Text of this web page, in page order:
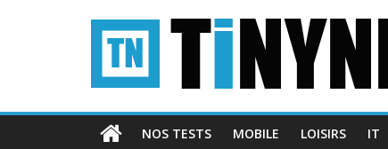
Tinynews
Le
belge
connectéNOS TESTS MOBILE LOISIRS IT